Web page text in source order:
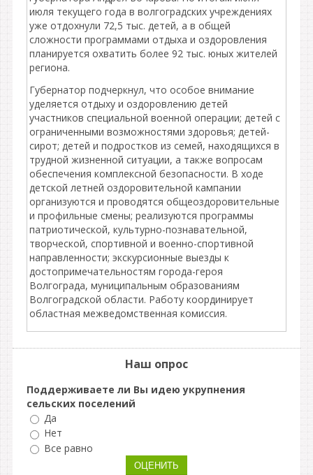
июля текущего года в волгоградских учреждениях
уже отдохнули 72,5 тыс. детей, а в общей
сложности программами отдыха и оздоровления
планируется охватить более 92 тыс. юных жителей
региона.
Губернатор подчеркнул, что особое внимание
уделяется отдыху и оздоровлению детей
участников специальной военной операции; детей с
ограниченными возможностями здоровья; детей-
сирот; детей и подростков из семей, находящихся в
трудной жизненной ситуации, а также вопросам
обеспечения комплексной безопасности. В ходе
детской летней оздоровительной кампании
организуются и проводятся общеоздоровительные
и профильные смены; реализуются программы
патриотической, культурно-познавательной,
творческой, спортивной и военно-спортивной
направленности; экскурсионные выезды к
достопримечательностям города-героя
Волгограда, муниципальным образованиям
Волгоградской области. Работу координирует
областная межведомственная комиссия.
Наш опрос
Поддерживаете ли Вы идею укрупнения
сельских поселений
Да
Нет
Все равно